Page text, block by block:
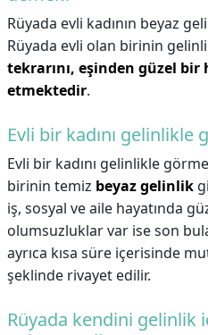
Rüyada evli kadının beyaz
Rüyada evli olan birinin
tekrarını, eşinden güzel bir
etmektedir.
Evli bir kadını gelinlikle
Evli bir kadını gelinlikle
birinin temiz beyaz gelinlik
iş, sosyal ve aile hayatında
olumsuzluklar var ise son
ayrıca kısa süre içerisinde
şeklinde rivayet edilir.
Rüyada kendini gelinlik